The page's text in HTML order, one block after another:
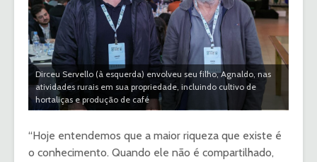
Dirceu Servello (à esquerda) envolveu seu filho, Agnaldo, nas
atividades rurais em sua propriedade, incluindo cultivo de
hortaliças e produção de café
“Hoje entendemos que a maior riqueza que existe é
o conhecimento. Quando ele não é compartilhado,